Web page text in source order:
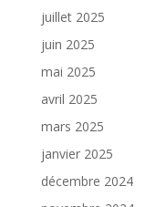
juillet 2025
juin 2025
mai 2025
avril 2025
mars 2025
janvier 2025
décembre 2024